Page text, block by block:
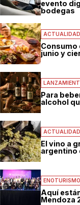
evento
bodegas
ACTUALIDAD
Consumo
junio y
Para
alcohol
ACTUALIDAD
El vino a
argentino
ENOTURISMO
Aquí
Mendoza